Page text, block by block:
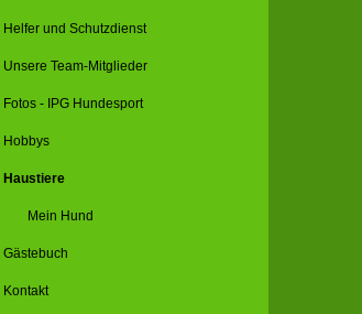
Helfer und Schutzdienst
Unsere Team-Mitglieder
Fotos - IPG Hundesport
Hobbys
Haustiere
Mein Hund
Gästebuch
Kontakt